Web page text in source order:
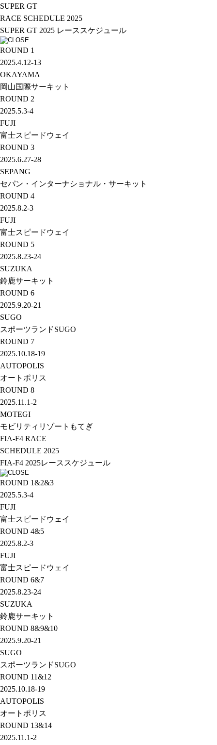
SUPER GT
RACE SCHEDULE 2025
SUPER GT 2025 レーススケジュール
ROUND 1
2025.4.12-13
OKAYAMA
岡山国際サーキット
ROUND 2
2025.5.3-4
FUJI
富士スピードウェイ
ROUND 3
2025.6.27-28
SEPANG
セパン・インターナショナル・サーキット
ROUND 4
2025.8.2-3
FUJI
富士スピードウェイ
ROUND 5
2025.8.23-24
SUZUKA
鈴鹿サーキット
ROUND 6
2025.9.20-21
SUGO
スポーツランドSUGO
ROUND 7
2025.10.18-19
AUTOPOLIS
オートポリス
ROUND 8
2025.11.1-2
MOTEGI
モビリティリゾートもてぎ
FIA-F4 RACE
SCHEDULE 2025
FIA-F4 2025レーススケジュール
ROUND 1&2&3
2025.5.3-4
FUJI
富士スピードウェイ
ROUND 4&5
2025.8.2-3
FUJI
富士スピードウェイ
ROUND 6&7
2025.8.23-24
SUZUKA
鈴鹿サーキット
ROUND 8&9&10
2025.9.20-21
SUGO
スポーツランドSUGO
ROUND 11&12
2025.10.18-19
AUTOPOLIS
オートポリス
ROUND 13&14
2025.11.1-2